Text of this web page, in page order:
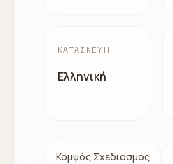
ΚΑΤΑΣΚΕΥΉ
Ελληνική
Κομψός Σχεδιασμός